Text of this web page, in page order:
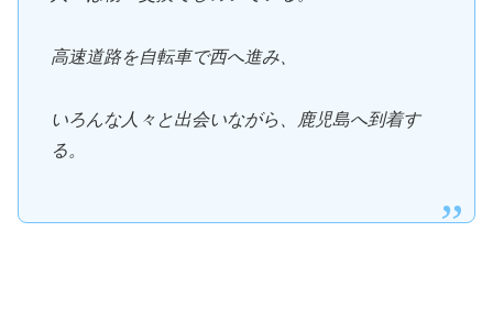
高速道路を自転車で西へ進み、
いろんな人々と出会いながら、鹿児島へ到着す
る。